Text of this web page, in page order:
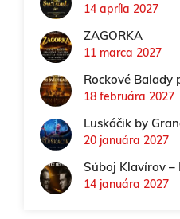
14 apríla 2027
ZAGORKA
11 marca 2027
Rockové Balady
18 februára 2027
Luskáčik by
20 januára 2027
Súboj Klavírov –
14 januára 2027